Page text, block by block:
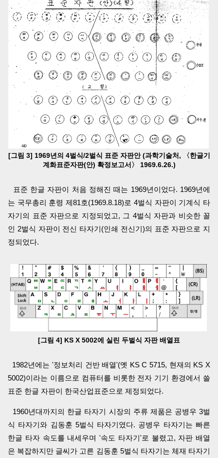
[그림 3] 1969년의 4벌식/2벌식 표준 자판안 (과학기술처, 〈한글기
계화표준자판(안) 확정보고서〉 1969.6.26.)
표준 한글 자판이 처음 정해진 때는 1969년이었다. 1969년에
는 국무총리 훈령 제81호(1969.8.18)로 4벌식 자판이 기계식 타
자기의 표준 자판으로 지정되었고, 그 4벌식 자판과 비슷한 꼴
인 2벌식 자판이 전신 타자기(인쇄 전신기)의 표준 자판으로 지
정되었다.
[그림 4] KS X 5002에 실린 두벌식 자판 배열표
1982년에는 '정보처리 건반 배열'(옛 KS C 5715, 현재의 KS X
5002)이라는 이름으로 컴퓨터를 비롯한 전자 기기 환경에서 쓸
표준 한글 자판이 한국산업표준으로 제정되었다.
1960년대까지의 한글 타자기 시장의 주류 제품은 공병우 3벌
식 타자기와 김동훈 5벌식 타자기였다. 공병우 타자기는 빠른
한글 타자 속도를 내세우며 '속도 타자기'로 불렸고, 자판 배열
은 복잡하지만 글씨가 고른 김동훈 5벌식 타자기는 체재 타자기